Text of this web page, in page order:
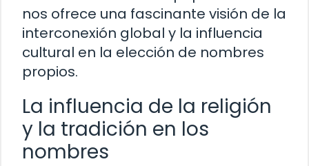
nos ofrece una fascinante visión de la
interconexión global y la influencia
cultural en la elección de nombres
propios.
La influencia de la religión
y la tradición en los
nombres